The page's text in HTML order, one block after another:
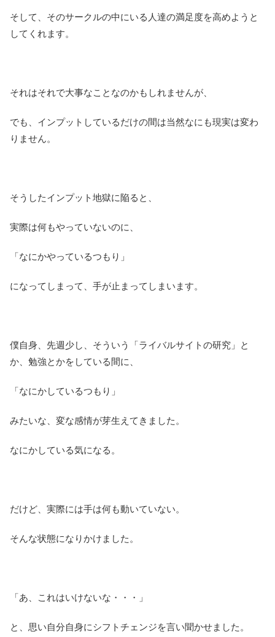
そして、そのサークルの中にいる人達の満足度を高めようと
してくれます。
それはそれで大事なことなのかもしれませんが、
でも、インプットしているだけの間は当然なにも現実は変わ
りません。
そうしたインプット地獄に陥ると、
実際は何もやっていないのに、
「なにかやっているつもり」
になってしまって、手が止まってしまいます。
僕自身、先週少し、そういう「ライバルサイトの研究」と
か、勉強とかをしている間に、
「なにかしているつもり」
みたいな、変な感情が芽生えてきました。
なにかしている気になる。
だけど、実際には手は何も動いていない。
そんな状態になりかけました。
「あ、これはいけないな・・・」
と、思い自分自身にシフトチェンジを言い聞かせました。